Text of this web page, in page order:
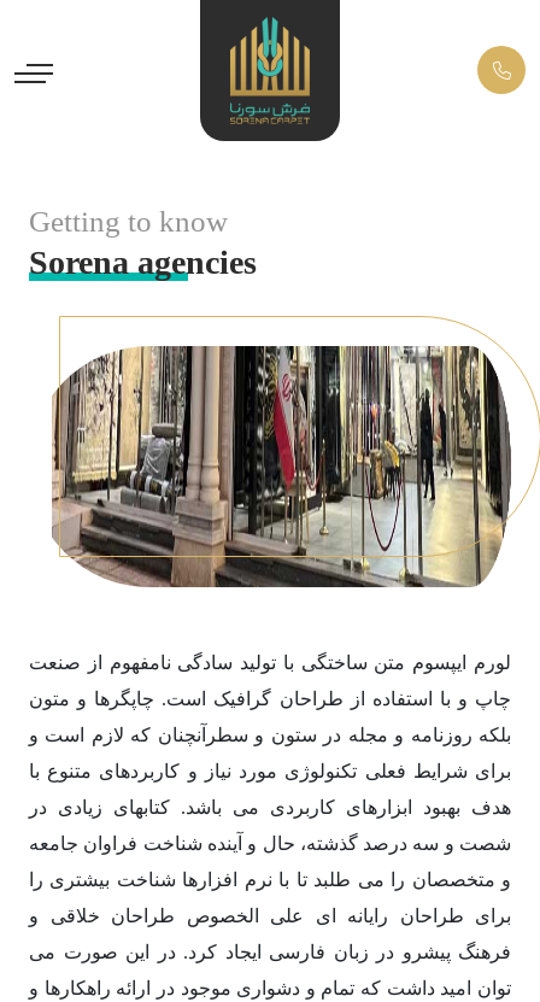
Getting to know
Sorena agencies
لورم ایپسوم متن ساختگی با تولید سادگی نامفهوم از صنعت
چاپ و با استفاده از طراحان گرافیک است. چاپگرها و متون
بلکه روزنامه و مجله در ستون و سطرآنچنان که لازم است و
برای شرایط فعلی تکنولوژی مورد نیاز و کاربردهای متنوع با
هدف بهبود ابزارهای کاربردی می باشد. کتابهای زیادی در
شصت و سه درصد گذشته، حال و آینده شناخت فراوان جامعه
و متخصصان را می طلبد تا با نرم افزارها شناخت بیشتری را
برای طراحان رایانه ای علی الخصوص طراحان خلاقی و
فرهنگ پیشرو در زبان فارسی ایجاد کرد. در این صورت می
توان امید داشت که تمام و دشواری موجود در ارائه راهکارها و